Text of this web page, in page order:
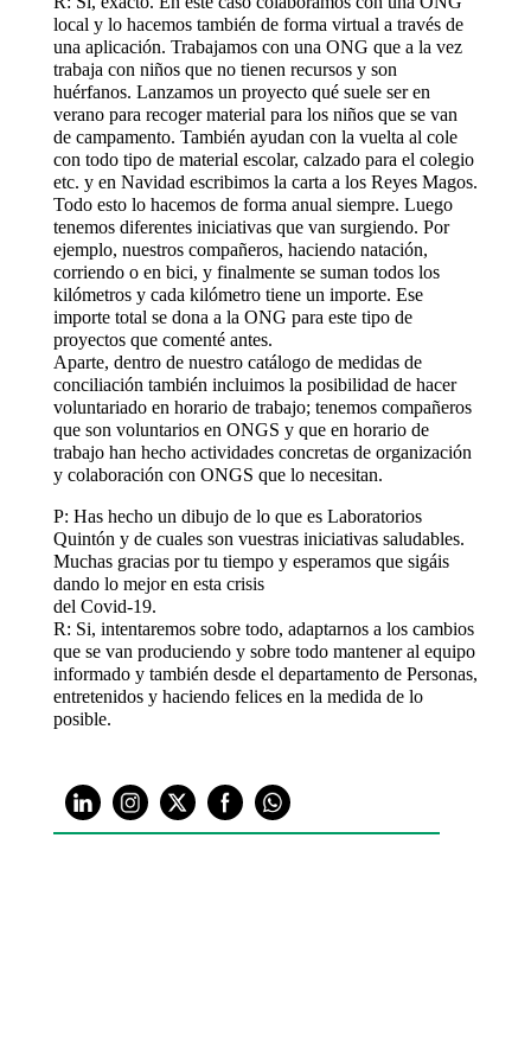
local y lo hacemos también de forma virtual a través de
una aplicación. Trabajamos con una ONG que a la vez
trabaja con niños que no tienen recursos y son
huérfanos. Lanzamos un proyecto qué suele ser en
verano para recoger material para los niños que se van
de campamento. También ayudan con la vuelta al cole
con todo tipo de material escolar, calzado para el colegio
etc. y en Navidad escribimos la carta a los Reyes Magos.
Todo esto lo hacemos de forma anual siempre. Luego
tenemos diferentes iniciativas que van surgiendo. Por
ejemplo, nuestros compañeros, haciendo natación,
corriendo o en bici, y finalmente se suman todos los
kilómetros y cada kilómetro tiene un importe. Ese
importe total se dona a la ONG para este tipo de
proyectos que comenté antes.
Aparte, dentro de nuestro catálogo de medidas de
conciliación también incluimos la posibilidad de hacer
voluntariado en horario de trabajo; tenemos compañeros
que son voluntarios en ONGS y que en horario de
trabajo han hecho actividades concretas de organización
y colaboración con ONGS que lo necesitan.
P: Has hecho un dibujo de lo que es Laboratorios
Quintón y de cuales son vuestras iniciativas saludables.
Muchas gracias por tu tiempo y esperamos que sigáis
dando lo mejor en esta crisis
del Covid-19.
R: Si, intentaremos sobre todo, adaptarnos a los cambios
que se van produciendo y sobre todo mantener al equipo
informado y también desde el departamento de Personas,
entretenidos y haciendo felices en la medida de lo
posible.